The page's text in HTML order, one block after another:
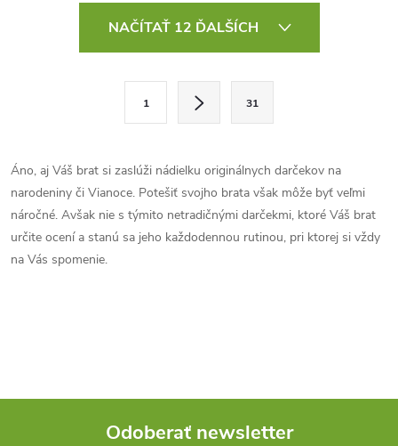
d
a
c
i
v
NAČÍTAŤ 12 ĎALŠÍCH
á
n
k
o
v
1 31
Áno, aj Váš brat si zaslúži nádielku originálnych darčekov na
narodeniny či Vianoce. Potešiť svojho brata však môže byť veľmi
náročné. Avšak nie s týmito netradičnými darčekmi, ktoré Váš brat
určite ocení a stanú sa jeho každodennou rutinou, pri ktorej si vždy
na Vás spomenie.
Odoberať newsletter